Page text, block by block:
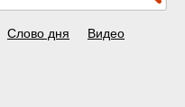
Слово дня Видео